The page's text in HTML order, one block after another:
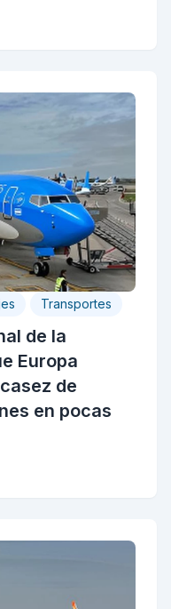
Transportes
de la
Europa
de
en pocas